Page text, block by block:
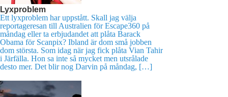
Lyxproblem
Ett lyxproblem har uppstått. Skall jag välja
reportageresan till Australien för Escape360 på
måndag eller ta erbjudandet att plåta Barack
Obama för Scanpix? Ibland är dom små jobben
dom största. Som idag när jag fick plåta Vian Tahir
i Järfälla. Hon sa inte så mycket men utsrålade
desto mer. Det blir nog Darvin på måndag, […]